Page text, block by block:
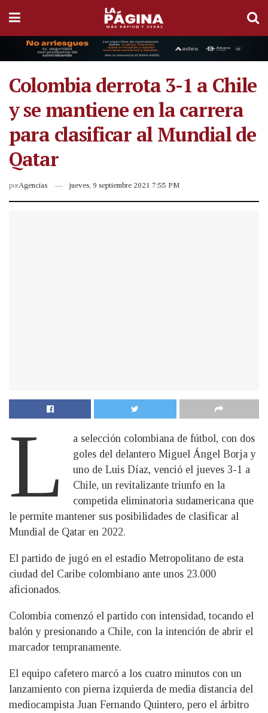
Colombia derrota 3-1 a Chile
y se mantiene en la carrera
para clasificar al Mundial de
Qatar
porAgencias jueves, 9 septiembre 2021 7:55 PM
L
a selección colombiana de fútbol, con dos
goles del delantero Miguel Ángel Borja y
uno de Luis Díaz, venció el jueves 3-1 a
Chile, un revitalizante triunfo en la
competida eliminatoria sudamericana que
le permite mantener sus posibilidades de clasificar al
Mundial de Qatar en 2022.
El partido de jugó en el estadio Metropolitano de esta
ciudad del Caribe colombiano ante unos 23.000
aficionados.
Colombia comenzó el partido con intensidad, tocando el
balón y presionando a Chile, con la intención de abrir el
marcador tempranamente.
El equipo cafetero marcó a los cuatro minutos con un
lanzamiento con pierna izquierda de media distancia del
mediocampista Juan Fernando Quintero, pero el árbitro